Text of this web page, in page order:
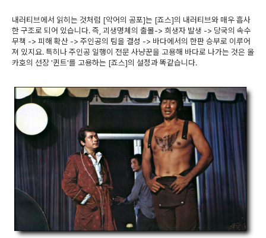
내러티브에서 읽히는 것처럼 [악어의 공포]는 [죠스]의 내러티브와 매우 흡사
한 구조로 되어 있습니다. 즉, 괴생명체의 출몰-> 희생자 발생 -> 당국의 속수
무책 -> 피해 확산 -> 주인공의 팀을 결성 -> 바다에서의 한판 승부로 이루어
져 있지요. 특히나 주인공 일행이 전문 사냥꾼을 고용해 바다로 나가는 것은 올
카호의 선장 '퀸트'를 고용하는 [죠스]의 설정과 똑같습니다.